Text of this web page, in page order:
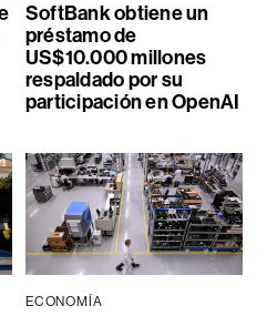
SoftBank obtiene un
préstamo de
US$10.000 millones
respaldado por su
participación en OpenAI
ECONOMÍA